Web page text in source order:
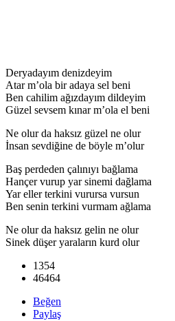
Deryadayım denizdeyim
Atar m’ola bir adaya sel beni
Ben cahilim ağızdayım dildeyim
Güzel sevsem kınar m’ola el beni
Ne olur da haksız güzel ne olur
İnsan sevdiğine de böyle m’olur
Baş perdeden çalınıyı bağlama
Hançer vurup yar sinemi dağlama
Yar eller terkini vurursa vursun
Ben senin terkini vurmam ağlama
Ne olur da haksız gelin ne olur
Sinek düşer yaraların kurd olur
1354
46464
Beğen
Paylaş